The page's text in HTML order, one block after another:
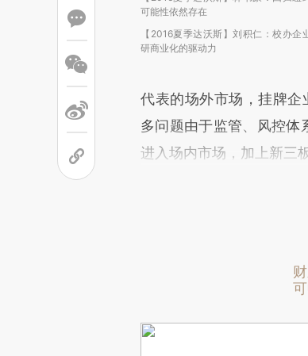
可能性依然存在
【2016夏季达沃斯】刘积仁：校办企
研商业化的驱动力
代表的场外市场，挂牌
多问题由于监管、风控体
进入场内市场，加上新三